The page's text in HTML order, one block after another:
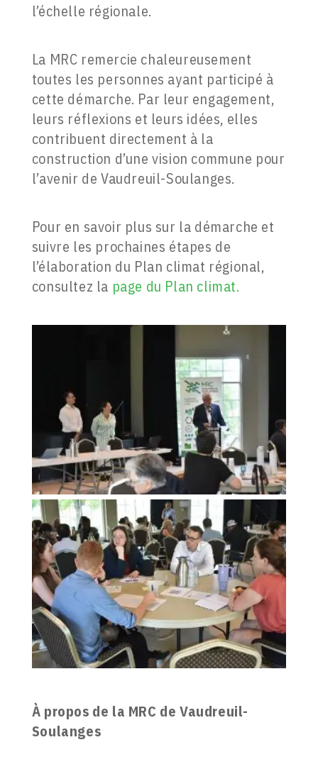
l’échelle régionale.
La MRC remercie chaleureusement
toutes les personnes ayant participé à
cette démarche. Par leur engagement,
leurs réflexions et leurs idées, elles
contribuent directement à la
construction d’une vision commune pour
l’avenir de Vaudreuil-Soulanges.
Pour en savoir plus sur la démarche et
suivre les prochaines étapes de
l’élaboration du Plan climat régional,
consultez la page du Plan climat.
À propos de la MRC de Vaudreuil-
Soulanges